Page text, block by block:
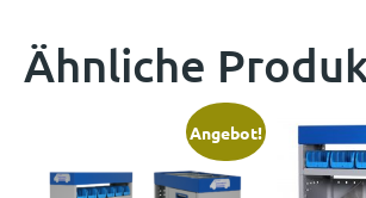
Ähnliche
Angebot!